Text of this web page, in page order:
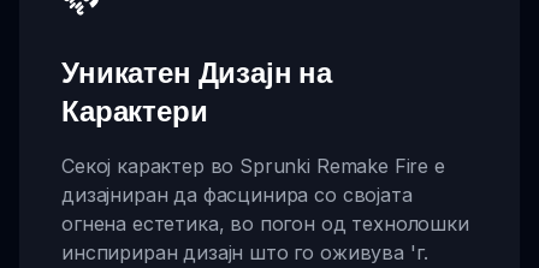
Уникатен Дизајн на
Карактери
Секој карактер во Sprunki Remake Fire е
дизајниран да фасцинира со својата
огнена естетика, во погон од технолошки
инспириран дизајн што го оживува 'г.